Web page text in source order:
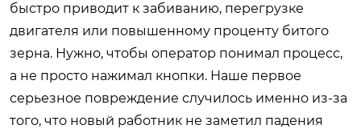
быстро приводит к забиванию, перегрузке
двигателя или повышенному проценту битого
зерна. Нужно, чтобы оператор понимал процесс,
а не просто нажимал кнопки. Наше первое
серьезное повреждение случилось именно из-за
того, что новый работник не заметил падения